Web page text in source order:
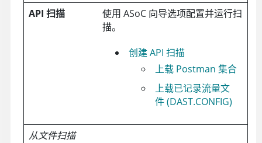
API 扫描 使用 ASoC向导选项配置并运行扫
描。
创建 API 扫描
上载 Postman 集合
上载已记录流量文
件 (DAST.CONFIG)
从文件扫描